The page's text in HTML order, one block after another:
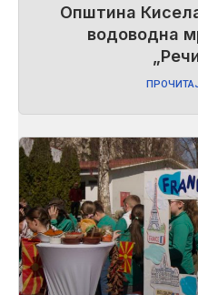
Општина
водоводна